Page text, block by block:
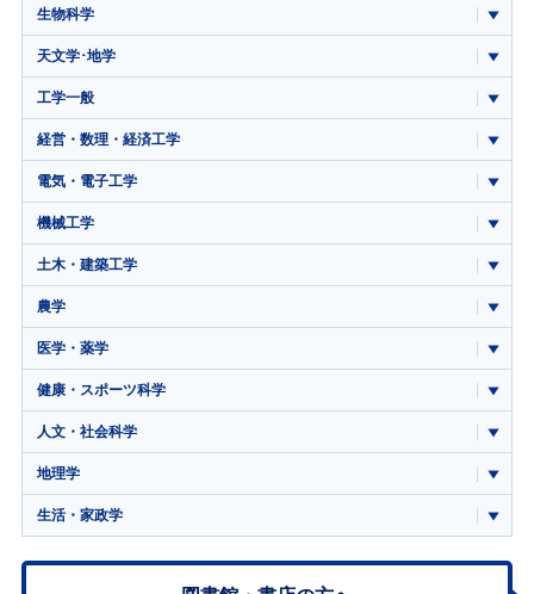
生物科学
天文学･地学
工学一般
経営・数理・経済工学
電気・電子工学
機械工学
土木・建築工学
農学
医学・薬学
健康・スポーツ科学
人文・社会科学
地理学
生活・家政学